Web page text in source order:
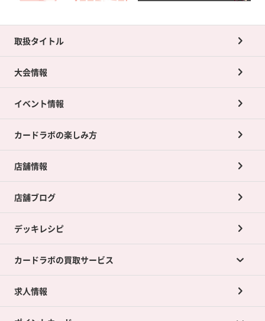
取扱タイトル
大会情報
イベント情報
カードラボの楽しみ方
店舗情報
店舗ブログ
デッキレシピ
カードラボの買取サービス
カードラボの買取サービスTOP
求人情報